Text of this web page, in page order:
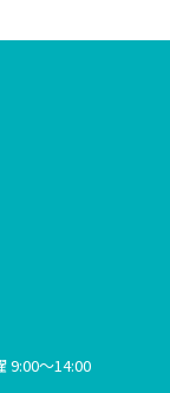
9:00～14:00